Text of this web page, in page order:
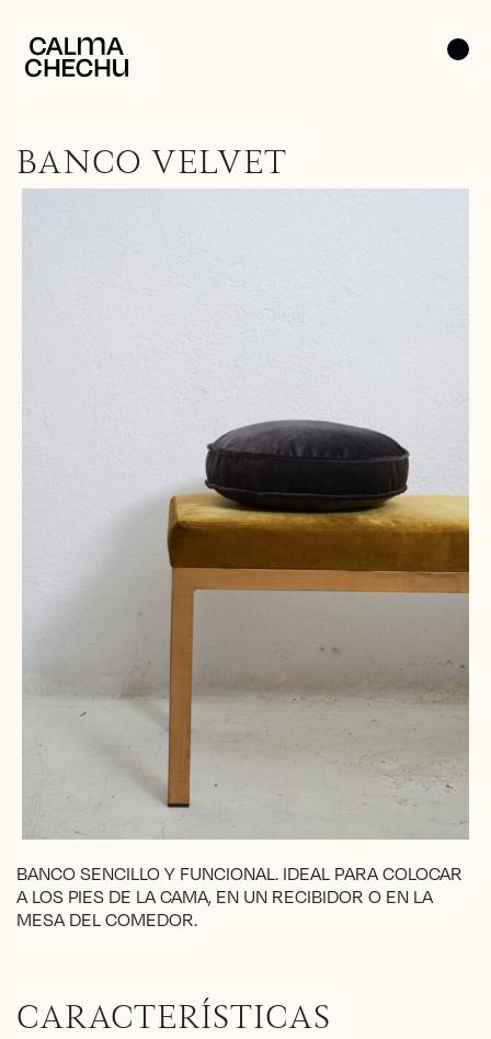
BANCO VELVET
BANCO SENCILLO Y FUNCIONAL. IDEAL PARA COLOCAR
A LOS PIES DE LA CAMA, EN UN RECIBIDOR O EN LA
MESA DEL COMEDOR.
CARACTERÍSTICAS